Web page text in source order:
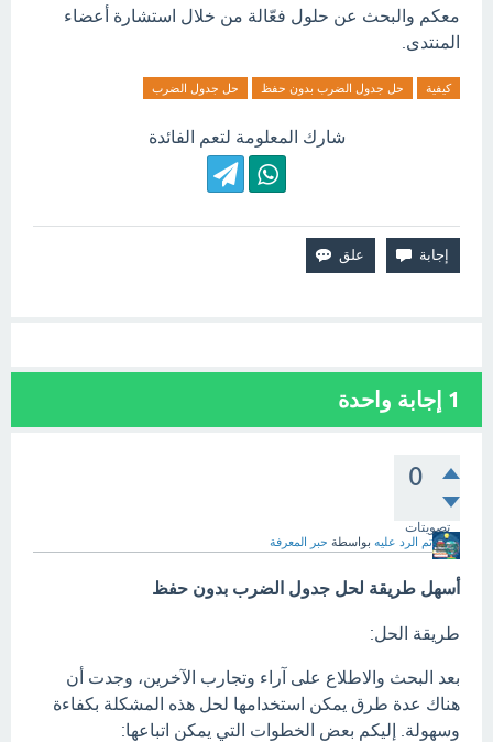
معكم والبحث عن حلول فعّالة من خلال استشارة أعضاء
المنتدى.
كيفية حل جدول الضرب بدون حفظ حل جدول الضرب
شارك المعلومة لتعم الفائدة
1 إجابة واحدة
0
تصويتات
تم الرد عليه بواسطة حبر المعرفة
‏أسهل طريقة لحل جدول الضرب بدون حفظ
طريقة الحل:
بعد البحث والاطلاع على آراء وتجارب الآخرين، وجدت أن
هناك عدة طرق يمكن استخدامها لحل هذه المشكلة بكفاءة
وسهولة. إليكم بعض الخطوات التي يمكن اتباعها: